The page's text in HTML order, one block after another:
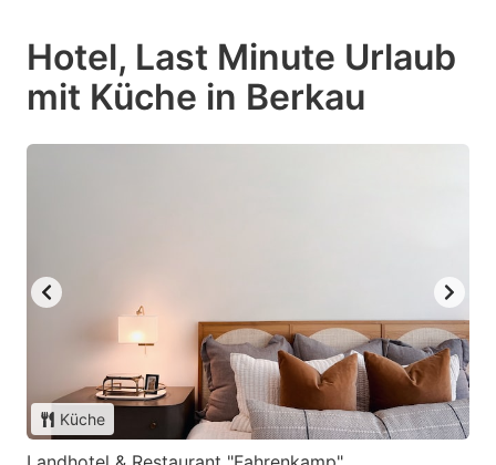
Hotel, Last Minute Urlaub
mit Küche in Berkau
Küche